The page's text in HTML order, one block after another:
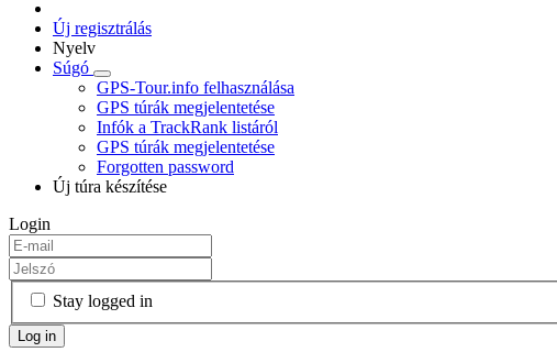
Új regisztrálás
Nyelv
Súgó
GPS-Tour.info felhasználása
GPS túrák megjelentetése
Infók a TrackRank listáról
GPS túrák megjelentetése
Forgotten password
Új túra készítése
Login
Stay logged in